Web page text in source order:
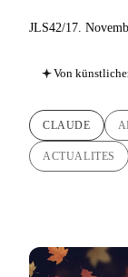
JLS42/17.
Von
CLAUDE
ACTUALITES